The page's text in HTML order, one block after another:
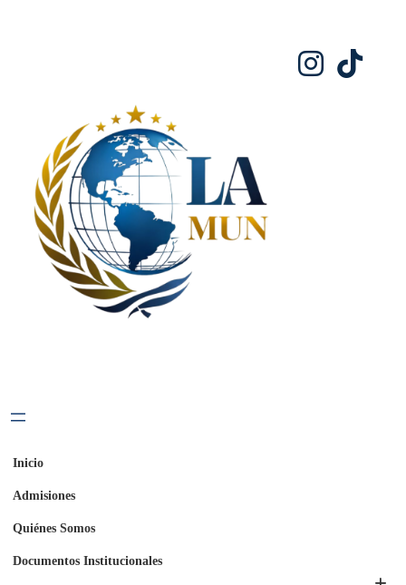
Inicio
Admisiones
Quiénes Somos
Documentos Institucionales